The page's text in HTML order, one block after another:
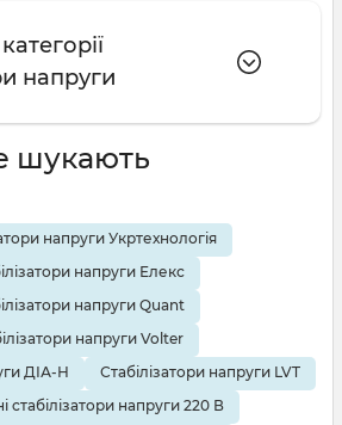
напруги
шукають
напруги Укртехнологія
напруги Елекс
напруги Quant
напруги Volter
ДІА-Н
Стабілізатори напруги LVT
стабілізатори напруги 220 В